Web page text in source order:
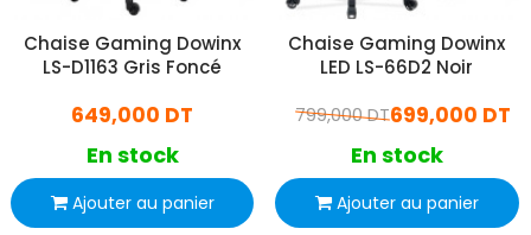
Chaise Gaming Dowinx
LS-D1163 Gris Foncé
649,000 DT
En stock
Ajouter au panier
Chaise Gaming Dowinx
LED LS-66D2 Noir
699,000 DT
799,000 DT
En stock
Ajouter au panier